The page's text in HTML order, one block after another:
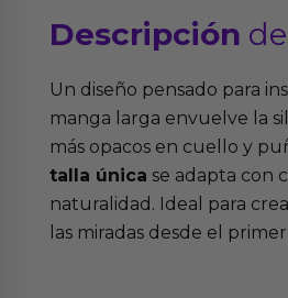
Descripción
Un diseño pensado para
manga larga envuelve la
más opacos en cuello y
talla única se adapta con
naturalidad. Ideal para
las miradas desde el